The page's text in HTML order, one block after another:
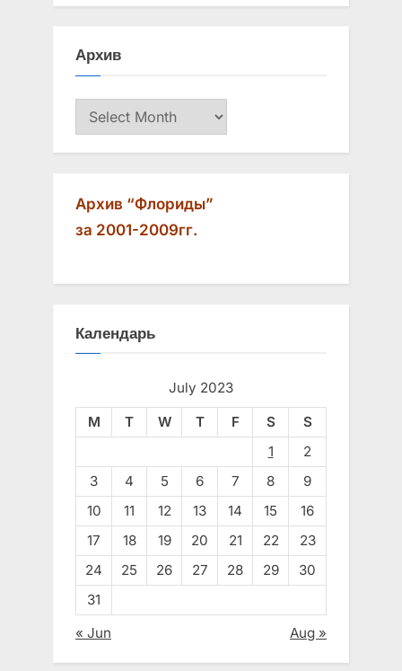
o
Архив
Архив
Архив “Флориды”
за 2001-2009гг.
Календарь
July 2023
M
T W T F S
S
1
2
3
4 5 6 7 8
9
10
11 12 13 14 15
16
17
18 19 20 21 22
23
24
25 26 27 28 29
30
31
« Jun
Aug »